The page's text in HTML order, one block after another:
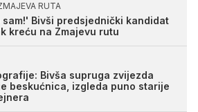
RUTA
sam!' Bivši predsjednički kandidat
kreću na Zmajevu rutu
Bivša supruga zvijezda
beskućnica, izgleda puno starije